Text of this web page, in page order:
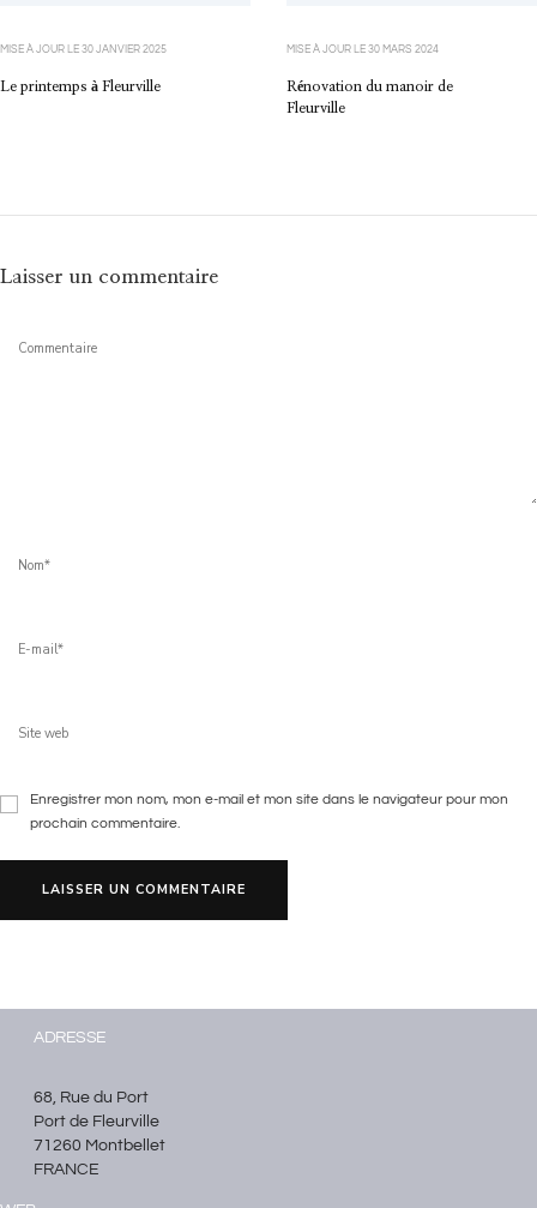
MISE À JOUR LE 30 JANVIER 2025
Le printemps à Fleurville
MISE À JOUR LE 30 MARS 2024
Rénovation du manoir de
Fleurville
Laisser un commentaire
Enregistrer mon nom, mon e-mail et mon site dans le navigateur pour mon
prochain commentaire.
ADRESSE
68, Rue du Port
Port de Fleurville
71260 Montbellet
FRANCE